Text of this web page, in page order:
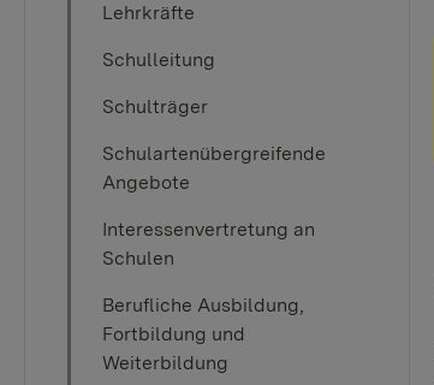
Lehrkräfte
Schulleitung
Schulträger
Schulartenübergreifende
Angebote
Interessenvertretung an
Schulen
Berufliche Ausbildung,
Fortbildung und
Weiterbildung